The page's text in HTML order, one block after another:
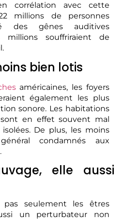
corrélation avec cette
millions de personnes
des gênes auditives
millions souffriraient de
bien lotis
américaines, les foyers
également les plus
sonore. Les habitations
sont en effet souvent mal
De plus, les moins
condamnés aux
elle aussi
seulement les êtres
un perturbateur non